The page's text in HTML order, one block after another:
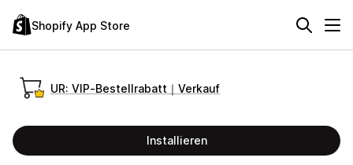
Shopify App Store
UR: VIP‑Bestellrabatt｜Verkauf
Installieren